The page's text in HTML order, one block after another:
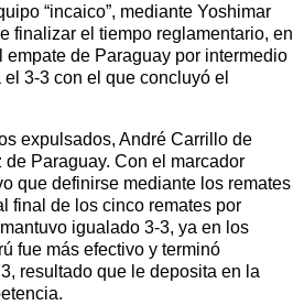
“incaico”, mediante Yoshimar
finalizar el tiempo reglamentario, en
empate de Paraguay por intermedio
3-3 con el que concluyó el
expulsados, André Carrillo de
de Paraguay. Con el marcador
que definirse mediante los remates
final de los cinco remates por
igualado 3-3, ya en los
fue más efectivo y terminó
resultado que le deposita en la